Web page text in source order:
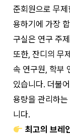
준회원으로 무
용하기에 가장
구실은 연구 주
또한, 잔디의 무
속 연구원, 학부
있습니다. 더불
용량을 관리하
니다.
최고의 브레